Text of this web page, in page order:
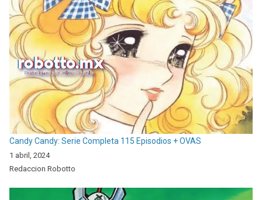
Candy Candy: Serie Completa 115 Episodios + OVAS
1 abril, 2024
Redaccion Robotto